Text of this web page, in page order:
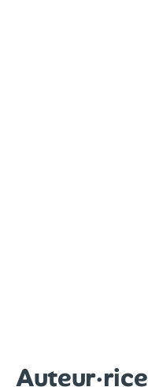
Auteur·rice